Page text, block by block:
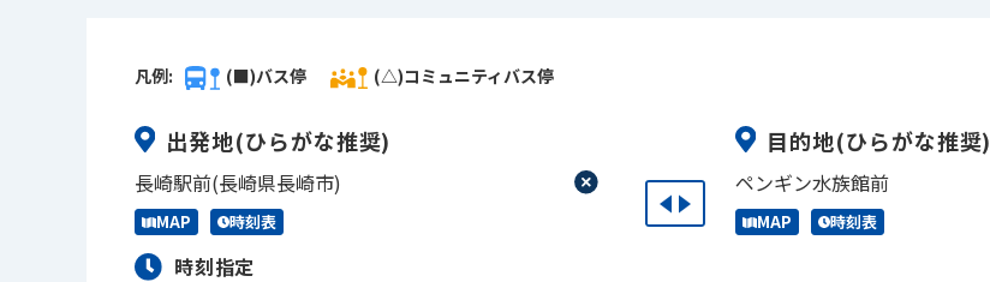
凡例: (■)バス停 (△)コミュニティバス停
出発地(ひらがな推奨)
長崎駅前(長崎県長崎市)
MAP 時刻表
目的地(ひらがな推奨)
ペンギン水族館前
MAP 時刻表
時刻指定